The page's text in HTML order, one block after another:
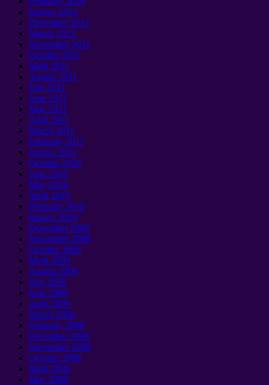
Ionawr 2014
December2012
March 2012
November2011
October2011
Medi 2011
August 2011
July 2011
June 2011
May 2011
April 2011
March 2011
February 2011
Ionawr 2011
October2010
June 2010
May 2010
April 2010
February 2010
Ionawr 2010
December2009
November2009
October2009
Medi 2009
August 2009
July 2009
June 2009
April 2009
March 2009
February 2009
December2008
November2008
October2008
Medi 2008
May 2008